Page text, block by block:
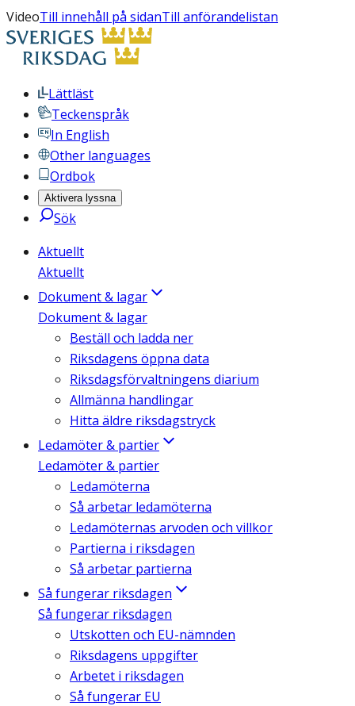
VideoTill innehåll på sidanTill anförandelistan
Lättläst
Teckenspråk
In English
Other languages
Ordbok
Aktivera lyssna
Sök
Aktuellt
Aktuellt
Dokument & lagar
Dokument & lagar
Beställ och ladda ner
Riksdagens öppna data
Riksdagsförvaltningens diarium
Allmänna handlingar
Hitta äldre riksdagstryck
Ledamöter & partier
Ledamöter & partier
Ledamöterna
Så arbetar ledamöterna
Ledamöternas arvoden och villkor
Partierna i riksdagen
Så arbetar partierna
Så fungerar riksdagen
Så fungerar riksdagen
Utskotten och EU-nämnden
Riksdagens uppgifter
Arbetet i riksdagen
Så fungerar EU